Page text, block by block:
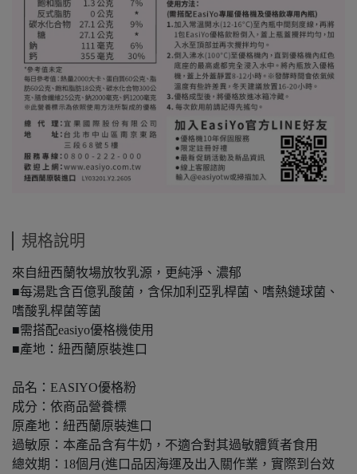
規格說明
來自紐西蘭牧場放牧乳源，更純淨、濃郁
■每湯匙含百億乳酸菌，含保加利亞乳桿菌、嗜熱鏈球菌、
嗜酸乳桿菌等菌
■需搭配easiyo優格機使用
■產地：紐西蘭原裝進口
品名：EASIYO優格粉
成分：依商品營養標
原產地：紐西蘭原裝進口
過敏原：本產品含有牛奶，不適合對其過敏體質者食用
總效期：18個月(進口品因海運及出入關作業，實際到台效